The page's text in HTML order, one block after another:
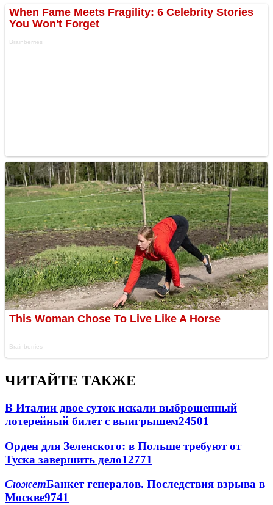
ЧИТАЙТЕ ТАКЖЕ
В Италии двое суток искали выброшенный
лотерейный билет с выигрышем24501
Орден для Зеленского: в Польше требуют от
Туска завершить дело12771
СюжетБанкет генералов. Последствия взрыва в
Москве9741